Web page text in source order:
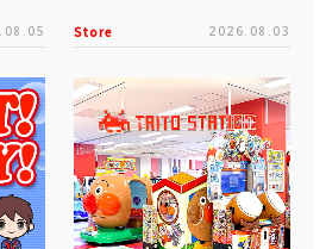
Store 2026.08.03